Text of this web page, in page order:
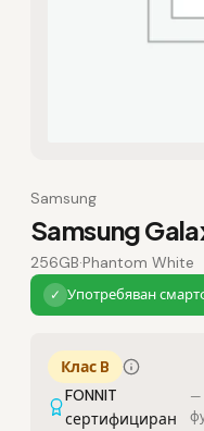
Samsung
Samsung
256GB·Phantom White
✓ Употребяван
Клас B
FONNIT
сертифициран
—